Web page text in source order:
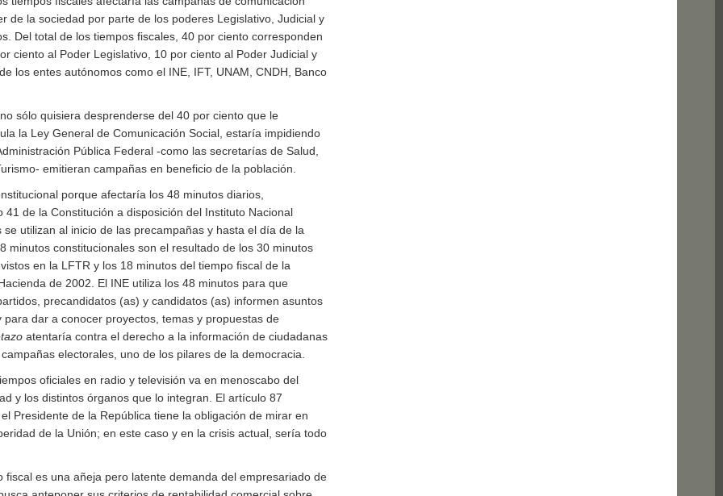
de la sociedad por parte de los poderes Legislativo, Judicial y
Del total de los tiempos fiscales, 40 por ciento corresponden
ciento al Poder Legislativo, 10 por ciento al Poder Judicial y
los entes autónomos como el INE, IFT, UNAM, CNDH, Banco
sólo quisiera desprenderse del 40 por ciento que le
la Ley General de Comunicación Social, estaría impidiendo
Pública Federal -como las secretarías de Salud,
emitieran campañas en beneficio de la población.
porque afectaría los 48 minutos diarios,
41 de la Constitución a disposición del Instituto Nacional
se utilizan al inicio de las precampañas y hasta el día de la
minutos constitucionales son el resultado de los 30 minutos
en la LFTR y los 18 minutos del tiempo fiscal de la
de 2002. El INE utiliza los 48 minutos para que
precandidatos (as) y candidatos (as) informen asuntos
para dar a conocer proyectos, temas y propuestas de
atentaría contra el derecho a la información de ciudadanas
electorales, uno de los pilares de la democracia.
oficiales en radio y televisión va en menoscabo del
y los distintos órganos que lo integran. El artículo 87
Presidente de la República tiene la obligación de mirar en
de la Unión; en este caso y en la crisis actual, sería todo
fiscal es una añeja pero latente demanda del empresariado de